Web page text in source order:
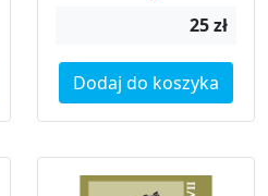
25 zł
Dodaj do koszyka